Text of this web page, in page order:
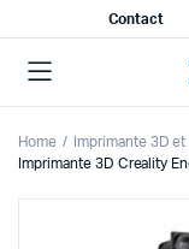
Contact
Home Imprimante 3D et
Imprimante 3D Creality